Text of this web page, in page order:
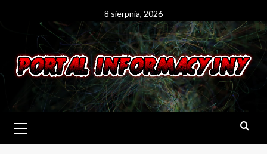
8 sierpnia, 2026
Menu